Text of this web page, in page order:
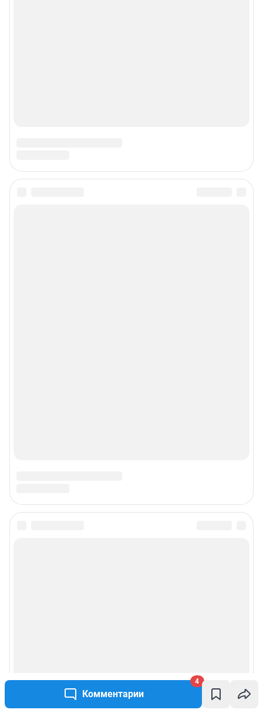
Комментарии
4